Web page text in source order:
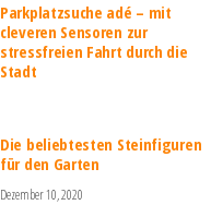
Parkplatzsuche adé – mit
cleveren Sensoren zur
stressfreien Fahrt durch die
Stadt
Die beliebtesten Steinfiguren
für den Garten
Dezember 10, 2020